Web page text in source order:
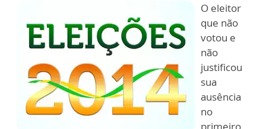
O eleitor
que não
votou e
não
justificou
sua
ausência
no
primeiro